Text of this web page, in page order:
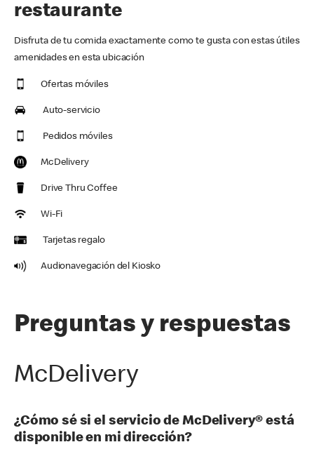
restaurante
Disfruta de tu comida exactamente como te gusta con estas útiles
amenidades en esta ubicación
Ofertas móviles
Auto-servicio
Pedidos móviles
McDelivery
Drive Thru Coffee
Wi-Fi
Tarjetas regalo
Audionavegación del Kiosko
Preguntas y respuestas
McDelivery
¿Cómo sé si el servicio de McDelivery® está
disponible en mi dirección?